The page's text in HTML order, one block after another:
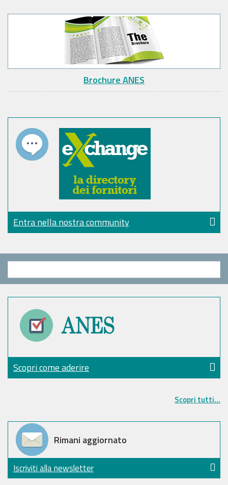
Brochure ANES
Entra nella nostra community
Scopri come aderire
Scopri tutti...
Rimani aggiornato
Iscriviti alla newsletter